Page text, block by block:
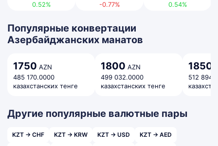
0.52%
-0.77%
0.54%
Популярные конвертации
Азербайджанских манатов
1750 AZN
485 170.0000
казахстанских тенге
1800 AZN
499 032.0000
казахстанских тенге
1850
512
Другие популярные валютные пары
KZT → CHF KZT → KRW KZT → USD KZT → AED